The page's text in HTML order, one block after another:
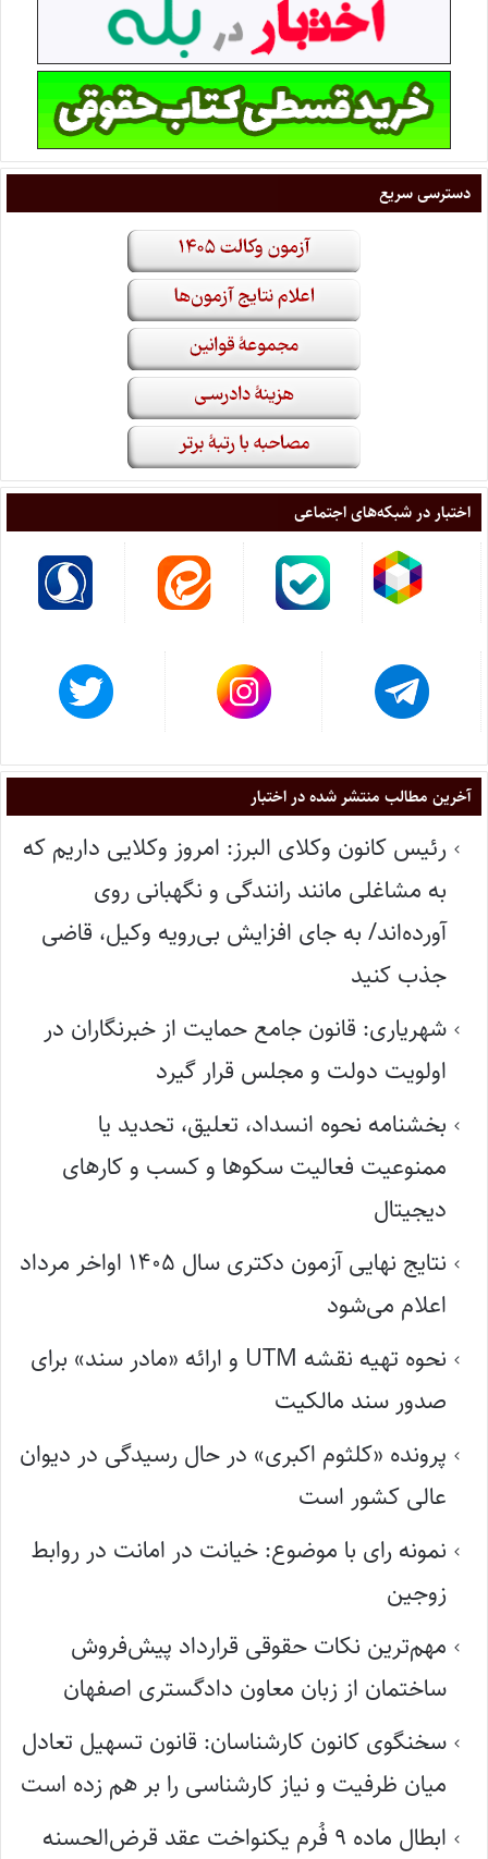
دسترسی سریع
اختبار در شبکه‌های اجتماعی
آخرین مطالب منتشر شده در اختبار
رئیس کانون وکلای البرز: امروز وکلایی داریم که
به مشاغلی مانند رانندگی و نگهبانی روی
آورده‌اند/ به جای افزایش بی‌رویه وکیل، قاضی
جذب کنید
شهریاری: قانون جامع حمایت از خبرنگاران در
اولویت دولت و مجلس قرار گیرد
بخشنامه نحوه انسداد، تعلیق، تحدید یا
ممنوعیت فعالیت سکوها و کسب و کارهای
دیجیتال
نتایج نهایی آزمون دکتری سال ۱۴۰۵ اواخر مرداد
اعلام می‌شود
نحوه تهیه نقشه UTM و ارائه «مادر سند» برای
صدور سند مالکیت
پرونده «کلثوم اکبری» در حال رسیدگی در دیوان
عالی کشور است
نمونه رای با موضوع: خیانت در امانت در روابط
زوجین
مهم‌ترین نکات حقوقی قرارداد پیش‌فروش
ساختمان از زبان معاون دادگستری اصفهان
سخنگوی کانون کارشناسان: قانون تسهیل تعادل
میان ظرفیت و نیاز کارشناسی را بر هم زده است
ابطال ماده ۹ فُرم یکنواخت عقد قرض‌الحسنه